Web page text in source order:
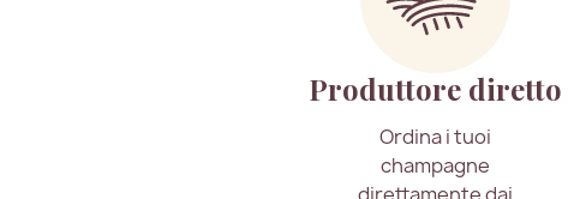
Produttore diretto
Ordina i tuoi
champagne